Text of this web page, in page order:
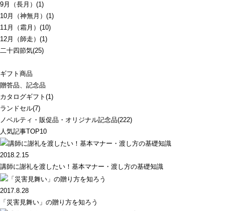
9月（長月）(1)
10月（神無月）(1)
11月（霜月）(10)
12月（師走）(1)
二十四節気(25)
ギフト商品
贈答品、記念品
カタログギフト(1)
ランドセル(7)
ノベルティ・販促品・オリジナル記念品(222)
人気記事TOP10
2018.2.15
講師に謝礼を渡したい！基本マナー・渡し方の基礎知識
2017.8.28
「災害見舞い」の贈り方を知ろう